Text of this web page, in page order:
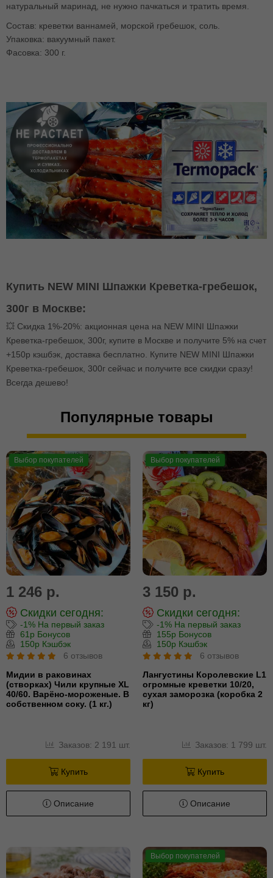
натуральный маринад, не нужно пачкаться и тратить время.
Состав: креветки ваннамей, морской гребешок, соль.
Упаковка: вакуумный пакет.
Фасовка: 300 г.
Купить NEW MINI Шпажки Креветка-гребешок,
300г в Москве:
💥 Скидка 1%-20%: акционная цена на NEW MINI Шпажки
Креветка-гребешок, 300г, купите в Москве и получите 5% на счет
+150р кэшбэк, доставка бесплатно. Купите NEW MINI Шпажки
Креветка-гребешок, 300г сейчас и получите все скидки сразу!
Всегда дешево!
Популярные товары
Выбор покупателей
1 246 р.
Скидки сегодня:
-1% На первый заказ
61р Бонусов
150р Кэшбэк
6 отзывов
Мидии в раковинах
(створках) Чили крупные XL
40/60. Варёно-мороженые. В
собственном соку. (1 кг.)
Заказов: 2 191 шт.
Купить
Описание
Выбор покупателей
3 150 р.
Скидки сегодня:
-1% На первый заказ
155р Бонусов
150р Кэшбэк
6 отзывов
Лангустины Королевские L1
огромные креветки 10/20,
сухая заморозка (коробка 2
кг)
Заказов: 1 799 шт.
Купить
Описание
Выбор покупателей